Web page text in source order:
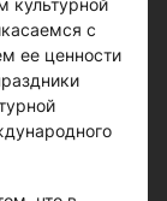
культурной
с
ее ценности